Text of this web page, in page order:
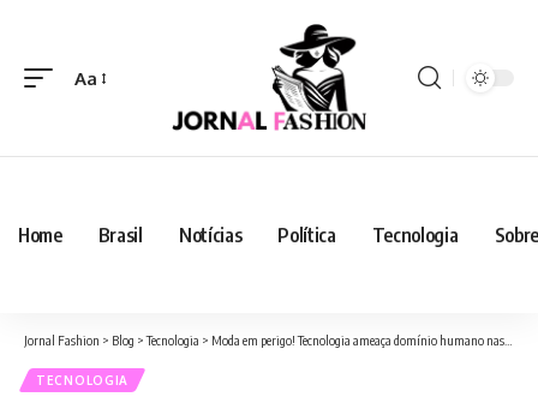
Aa
Home Brasil Notícias Política Tecnologia
Jornal Fashion > Blog >Tecnologia > Moda em perigo! Tecnologia ameaça domínio humano nas passarelas!
TECNOLOGIA